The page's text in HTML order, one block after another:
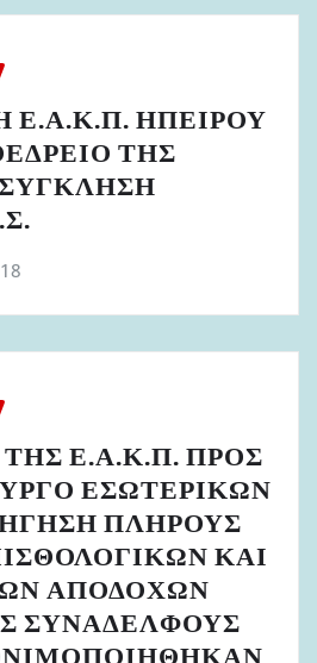
Ε.Α.Κ.Π. ΗΠΕΙΡΟΥ
ΤΗΣ
Ε.Α.Κ.Π. ΠΡΟΣ
ΕΣΩΤΕΡΙΚΩΝ
ΠΛΗΡΟΥΣ
ΚΑΙ
ΑΠΟΔΟΧΩΝ
ΣΥΝΑΔΕΛΦΟΥΣ